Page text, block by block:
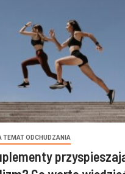
TEMAT ODCHUDZANIA